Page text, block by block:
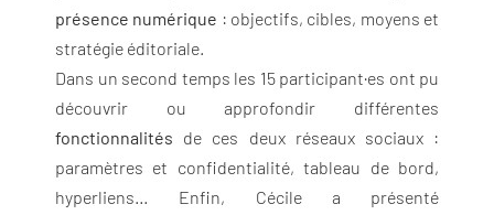
présence numérique : objectifs, cibles, moyens et
stratégie éditoriale.
Dans un second temps les 15 participant·es ont pu
découvrir ou approfondir différentes
fonctionnalités de ces deux réseaux sociaux :
paramètres et confidentialité, tableau de bord,
hyperliens… Enfin, Cécile a présenté